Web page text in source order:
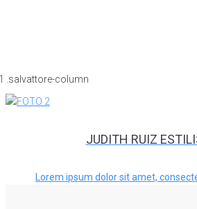
JUDITH RUIZ
Lorem ipsum dolor sit amet,